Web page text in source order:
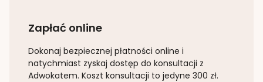
Zapłać online
Dokonaj bezpiecznej płatności online i
natychmiast zyskaj dostęp do konsultacji z
Adwokatem. Koszt konsultacji to jedyne 300 zł.